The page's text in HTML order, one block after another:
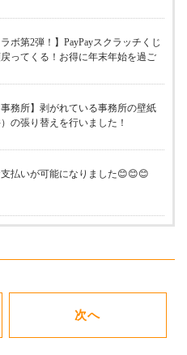
ラボ第2弾！】PayPayスクラッチくじ
ってくる！お得に年末年始を過ご
務所】剥がれている事務所の壁紙
）の張り替えを行いました！
支払いが可能になりました😊😊😊
次へ